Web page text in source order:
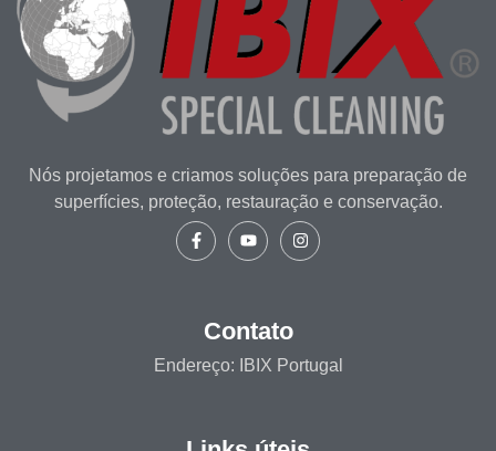
Nós projetamos e criamos soluções para preparação de
superfícies, proteção, restauração e conservação.
Contato
Endereço: IBIX Portugal